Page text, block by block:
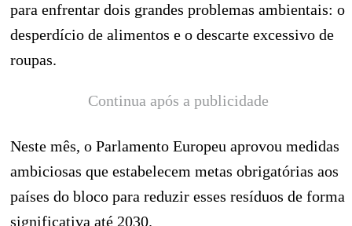
para enfrentar dois grandes problemas ambientais: o
desperdício de alimentos e o descarte excessivo de
roupas.
Continua após a publicidade
Neste mês, o Parlamento Europeu aprovou medidas
ambiciosas que estabelecem metas obrigatórias aos
países do bloco para reduzir esses resíduos de forma
significativa até 2030.